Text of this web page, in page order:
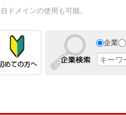
ドメインの使用も可能。
企業